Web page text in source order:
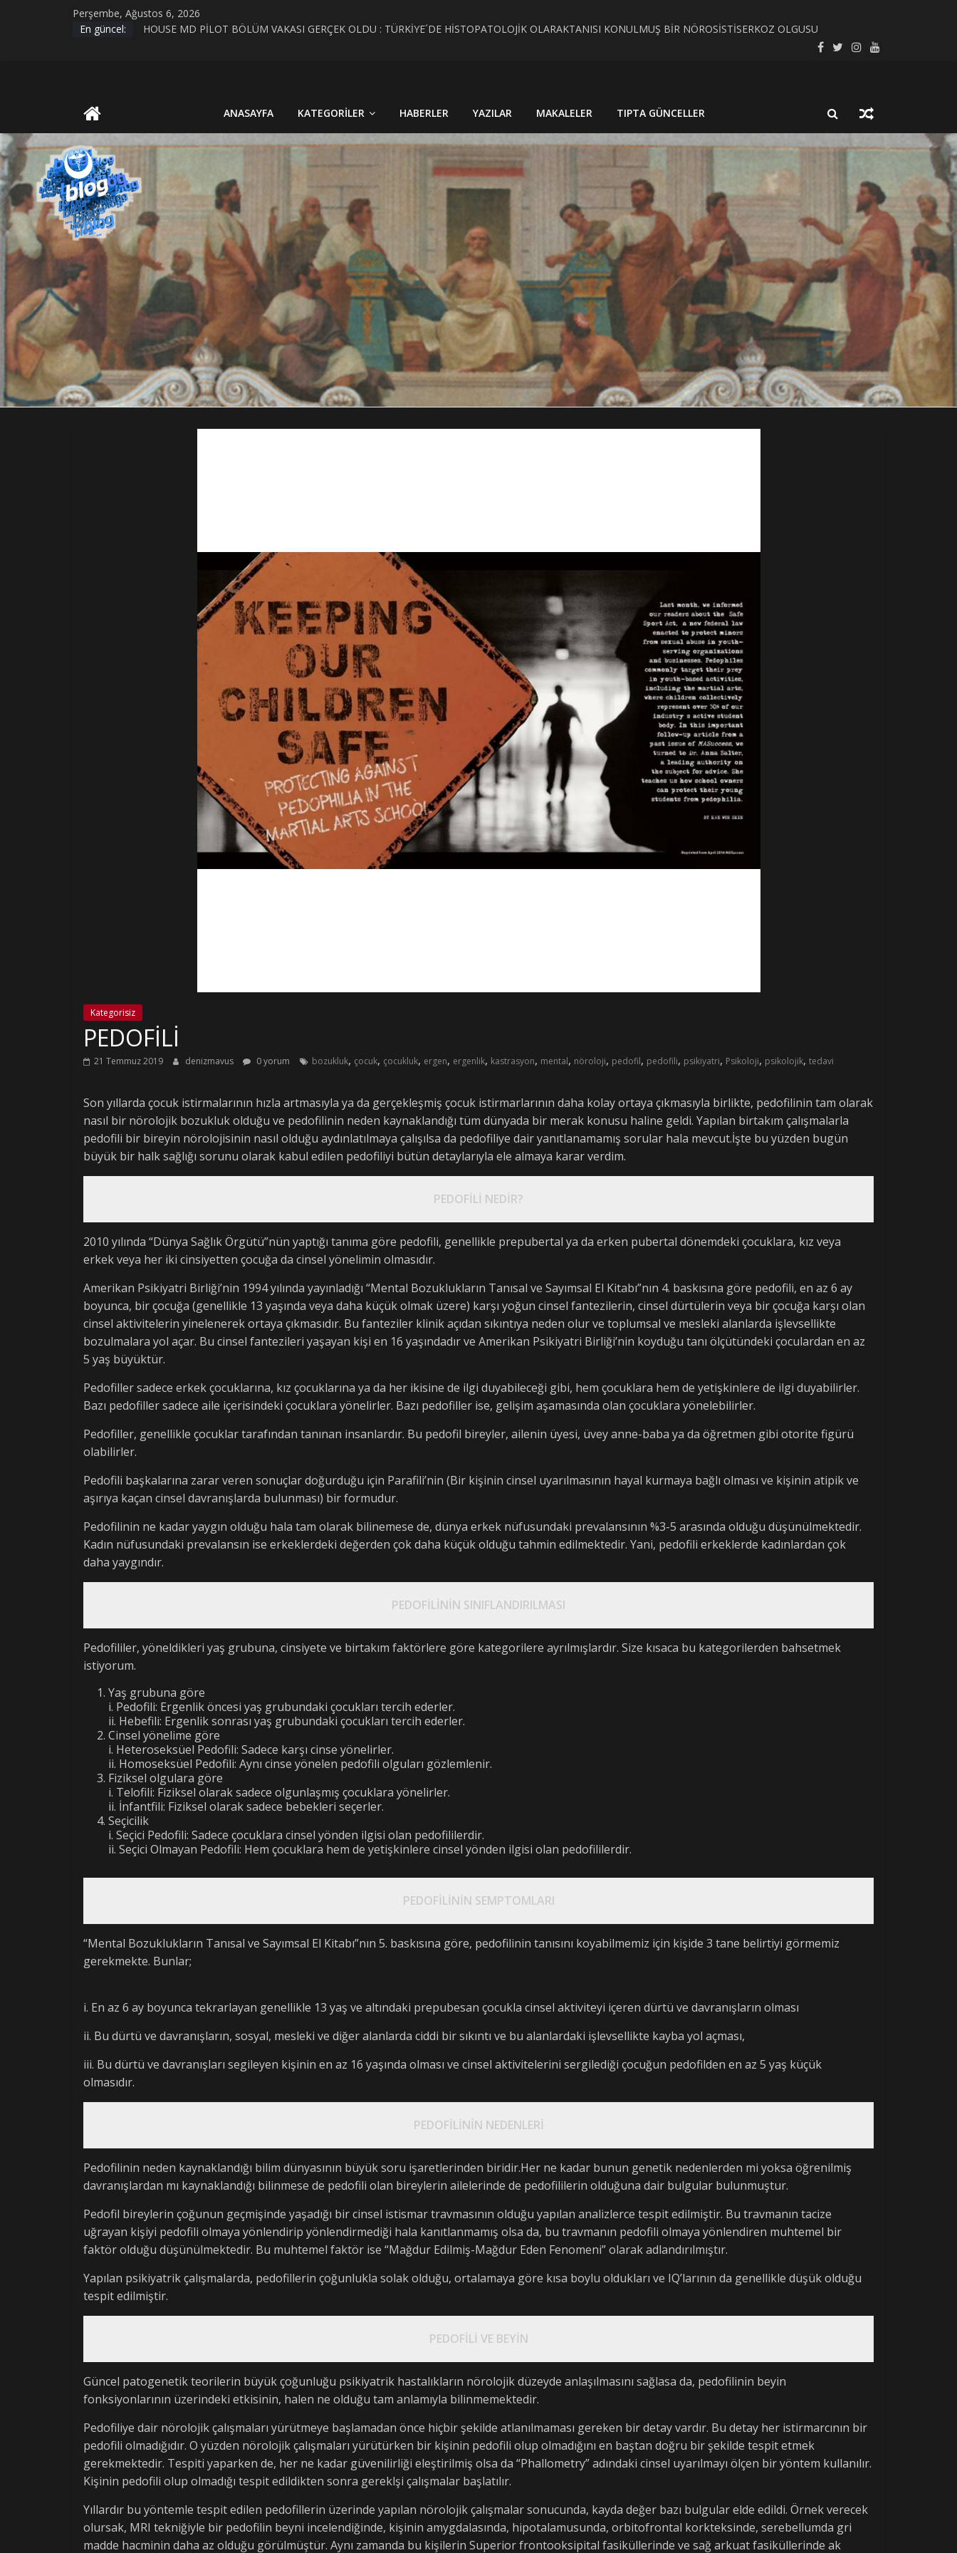
Perşembe, Ağustos 6, 2026
En güncel:
HOUSE MD PİLOT BÖLÜM VAKASI GERÇEK OLDU : TÜRKİYE´DE HİSTOPATOLOJİK OLARAKTANISI KONULMUŞ BİR NÖROSİSTİSERKOZ OLGUSU
UluBAT
Blog
Ya
Öyle
Değilse?
ANASAYFA KATEGORILER HABERLER YAZILAR MAKALELER TIPTA GÜNCELLER
Kategorisiz
PEDOFİLİ
21 Temmuz 2019 denizmavus 0 yorum bozukluk, çocuk, çocukluk, ergen, ergenlik, kastrasyon, mental, nöroloji, pedofil, pedofili, psikiyatri, Psikoloji, psikolojik, tedavi
Son yıllarda çocuk istirmalarının hızla artmasıyla ya da gerçekleşmiş çocuk istirmarlarının daha kolay ortaya çıkmasıyla birlikte, pedofilinin tam olarak
nasıl bir nörolojik bozukluk olduğu ve pedofilinin neden kaynaklandığı tüm dünyada bir merak konusu haline geldi. Yapılan birtakım çalışmalarla
pedofili bir bireyin nörolojisinin nasıl olduğu aydınlatılmaya çalışılsa da pedofiliye dair yanıtlanamamış sorular hala mevcut.İşte bu yüzden bugün
büyük bir halk sağlığı sorunu olarak kabul edilen pedofiliyi bütün detaylarıyla ele almaya karar verdim.
PEDOFİLİ NEDİR?
2010 yılında “Dünya Sağlık Örgütü”nün yaptığı tanıma göre pedofili, genellikle prepubertal ya da erken pubertal dönemdeki çocuklara, kız veya
erkek veya her iki cinsiyetten çocuğa da cinsel yönelimin olmasıdır.
Amerikan Psikiyatri Birliği’nin 1994 yılında yayınladığı “Mental Bozuklukların Tanısal ve Sayımsal El Kitabı”nın 4. baskısına göre pedofili, en az 6 ay
boyunca, bir çocuğa (genellikle 13 yaşında veya daha küçük olmak üzere) karşı yoğun cinsel fantezilerin, cinsel dürtülerin veya bir çocuğa karşı olan
cinsel aktivitelerin yinelenerek ortaya çıkmasıdır. Bu fanteziler klinik açıdan sıkıntıya neden olur ve toplumsal ve mesleki alanlarda işlevsellikte
bozulmalara yol açar. Bu cinsel fantezileri yaşayan kişi en 16 yaşındadır ve Amerikan Psikiyatri Birliği’nin koyduğu tanı ölçütündeki çoculardan en az
5 yaş büyüktür.
Pedofiller sadece erkek çocuklarına, kız çocuklarına ya da her ikisine de ilgi duyabileceği gibi, hem çocuklara hem de yetişkinlere de ilgi duyabilirler.
Bazı pedofiller sadece aile içerisindeki çocuklara yönelirler. Bazı pedofiller ise, gelişim aşamasında olan çocuklara yönelebilirler.
Pedofiller, genellikle çocuklar tarafından tanınan insanlardır. Bu pedofil bireyler, ailenin üyesi, üvey anne-baba ya da öğretmen gibi otorite figürü
olabilirler.
Pedofili başkalarına zarar veren sonuçlar doğurduğu için Parafili’nin (Bir kişinin cinsel uyarılmasının hayal kurmaya bağlı olması ve kişinin atipik ve
aşırıya kaçan cinsel davranışlarda bulunması) bir formudur.
Pedofilinin ne kadar yaygın olduğu hala tam olarak bilinemese de, dünya erkek nüfusundaki prevalansının %3-5 arasında olduğu düşünülmektedir.
Kadın nüfusundaki prevalansın ise erkeklerdeki değerden çok daha küçük olduğu tahmin edilmektedir. Yani, pedofili erkeklerde kadınlardan çok
daha yaygındır.
PEDOFİLİNİN SINIFLANDIRILMASI
Pedofililer, yöneldikleri yaş grubuna, cinsiyete ve birtakım faktörlere göre kategorilere ayrılmışlardır. Size kısaca bu kategorilerden bahsetmek
istiyorum.
Yaş grubuna göre
i. Pedofili: Ergenlik öncesi yaş grubundaki çocukları tercih ederler.
ii. Hebefili: Ergenlik sonrası yaş grubundaki çocukları tercih ederler.
Cinsel yönelime göre
i. Heteroseksüel Pedofili: Sadece karşı cinse yönelirler.
ii. Homoseksüel Pedofili: Aynı cinse yönelen pedofili olguları gözlemlenir.
Fiziksel olgulara göre
i. Telofili: Fiziksel olarak sadece olgunlaşmış çocuklara yönelirler.
ii. İnfantfili: Fiziksel olarak sadece bebekleri seçerler.
Seçicilik
i. Seçici Pedofili: Sadece çocuklara cinsel yönden ilgisi olan pedofililerdir.
ii. Seçici Olmayan Pedofili: Hem çocuklara hem de yetişkinlere cinsel yönden ilgisi olan pedofililerdir.
PEDOFİLİNİN SEMPTOMLARI
“Mental Bozuklukların Tanısal ve Sayımsal El Kitabı”nın 5. baskısına göre, pedofilinin tanısını koyabilmemiz için kişide 3 tane belirtiyi görmemiz
gerekmekte. Bunlar;
i. En az 6 ay boyunca tekrarlayan genellikle 13 yaş ve altındaki prepubesan çocukla cinsel aktiviteyi içeren dürtü ve davranışların olması
ii. Bu dürtü ve davranışların, sosyal, mesleki ve diğer alanlarda ciddi bir sıkıntı ve bu alanlardaki işlevsellikte kayba yol açması,
iii. Bu dürtü ve davranışları segileyen kişinin en az 16 yaşında olması ve cinsel aktivitelerini sergilediği çocuğun pedofilden en az 5 yaş küçük
olmasıdır.
PEDOFİLİNİN NEDENLERİ
Pedofilinin neden kaynaklandığı bilim dünyasının büyük soru işaretlerinden biridir.Her ne kadar bunun genetik nedenlerden mi yoksa öğrenilmiş
davranışlardan mı kaynaklandığı bilinmese de pedofili olan bireylerin ailelerinde de pedofililerin olduğuna dair bulgular bulunmuştur.
Pedofil bireylerin çoğunun geçmişinde yaşadığı bir cinsel istismar travmasının olduğu yapılan analizlerce tespit edilmiştir. Bu travmanın tacize
uğrayan kişiyi pedofili olmaya yönlendirip yönlendirmediği hala kanıtlanmamış olsa da, bu travmanın pedofili olmaya yönlendiren muhtemel bir
faktör olduğu düşünülmektedir. Bu muhtemel faktör ise “Mağdur Edilmiş-Mağdur Eden Fenomeni” olarak adlandırılmıştır.
Yapılan psikiyatrik çalışmalarda, pedofillerin çoğunlukla solak olduğu, ortalamaya göre kısa boylu oldukları ve IQ’larının da genellikle düşük olduğu
tespit edilmiştir.
PEDOFİLİ VE BEYİN
Güncel patogenetik teorilerin büyük çoğunluğu psikiyatrik hastalıkların nörolojik düzeyde anlaşılmasını sağlasa da, pedofilinin beyin
fonksiyonlarının üzerindeki etkisinin, halen ne olduğu tam anlamıyla bilinmemektedir.
Pedofiliye dair nörolojik çalışmaları yürütmeye başlamadan önce hiçbir şekilde atlanılmaması gereken bir detay vardır. Bu detay her istirmarcının bir
pedofili olmadığıdır. O yüzden nörolojik çalışmaları yürütürken bir kişinin pedofili olup olmadığını en baştan doğru bir şekilde tespit etmek
gerekmektedir. Tespiti yaparken de, her ne kadar güvenilirliği eleştirilmiş olsa da “Phallometry” adındaki cinsel uyarılmayı ölçen bir yöntem kullanılır.
Kişinin pedofili olup olmadığı tespit edildikten sonra gereklşi çalışmalar başlatılır.
Yıllardır bu yöntemle tespit edilen pedofillerin üzerinde yapılan nörolojik çalışmalar sonucunda, kayda değer bazı bulgular elde edildi. Örnek verecek
olursak, MRI tekniğiyle bir pedofilin beyni incelendiğinde, kişinin amygdalasında, hipotalamusunda, orbitofrontal korkteksinde, serebellumda gri
madde hacminin daha az olduğu görülmüştür. Aynı zamanda bu kişilerin Superior frontooksipital fasiküllerinde ve sağ arkuat fasiküllerinde ak